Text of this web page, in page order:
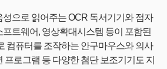
성으로 읽어주는 OCR 독서기기와 점자
트웨어, 영상확대시스템 등이 포함된
컴퓨터를 조작하는 안구마우스와 의사
프로그램 등 다양한 첨단 보조기기도 지